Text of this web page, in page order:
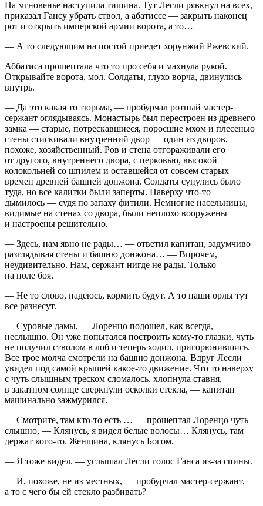
На мгновенье наступила тишина. Тут Лесли рявкнул на всех,
приказал Гансу убрать ствол, а абатиссе — закрыть наконец
рот и открыть имперской армии ворота, а то…
— А то следующим на постой приедет хорунжий Ржевский.
Аббатиса прошептала что то про себя и махнула рукой.
Открывайте ворота, мол. Солдаты, глухо ворча, двинулись
внутрь.
— Да это какая то тюрьма, — пробурчал ротный мастер-
сержант оглядываясь. Монастырь был перестроен из древнего
замка — старые, потрескавшиеся, поросшие мхом и плесенью
стены стискивали внутренний двор — один из дворов,
похоже, хозяйственный. Ров и стена отгораживали его
от другого, внутреннего двора, с церковью, высокой
колокольней со шпилем и оставшейся от совсем старых
времен древней башней донжона. Солдаты сунулись было
туда, но все калитки были заперты. Наверху что-то
дымилось — судя по запаху фитили. Немногие насельницы,
видимые на стенах со двора, были неплохо вооружены
и настроены решительно.
— Здесь, нам явно не рады… — ответил капитан, задумчиво
разглядывая стены и башню донжона… — Впрочем,
неудивительно. Нам, сержант нигде не рады. Только
на поле боя.
— Не то слово, надеюсь, кормить будут. А то наши орлы тут
все разнесут.
— Суровые дамы, — Лоренцо подошел, как всегда,
неслышно. Он уже попытался построить кому-то глазки, чуть
не получил стволом в лоб и теперь ходил, пригорюнившись.
Все трое молча смотрели на башню донжона. Вдруг Лесли
увидел под самой крышей какое-то движение. Что то наверху
с чуть слышным треском сломалось, хлопнула ставня,
в закатном солнце сверкнули осколки стекла, — капитан
машинально зажмурился.
— Смотрите, там кто-то есть … — прошептал Лоренцо чуть
слышно, — Клянусь, я видел белые волосы… Клянусь, там
держат кого-то. Женщина, клянусь Богом.
— Я тоже видел. — услышал Лесли голос Ганса из-за спины.
— И, похоже, не из местных, — пробурчал мастер-сержант, —
а то с чего бы ей стекло разбивать?